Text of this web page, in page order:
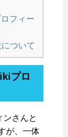
フィー
ついて
プロ
ンさんと
が、一体